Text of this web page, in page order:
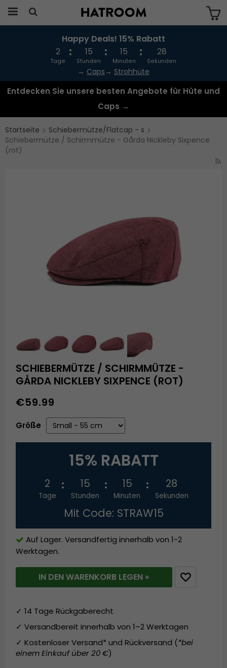
Das Produkt wurde in Ihren Warenkorb
gelegt
Happy Deals! 15% Rabatt
2
Tage
15
Stunden
15
Minuten
27
Sekunden
→ Caps → Strohhüte
Entdecken Sie unsere besten Angebote für Hüte und
Caps →
Startseite
Schiebermütze/Flatcap - s
Schiebermütze / Schirmmütze - Gårda Nickleby Sixpence
(rot)
SCHIEBERMÜTZE / SCHIRMMÜTZE -
GÅRDA NICKLEBY SIXPENCE (ROT)
€59.99
Größe
15% RABATT
2
Tage
15
Stunden
15
Minuten
27
Sekunden
Mit Code: STRAW15
Auf Lager. Versandfertig innerhalb von 1-2
Werktagen.
IN DEN WARENKORB LEGEN »
✓ 14 Tage Rückgaberecht
✓ Versandbereit innerhalb von 1–2 Werktagen
✓ Kostenloser Versand* und Rückversand (*bei
einem Einkauf über 20 €)